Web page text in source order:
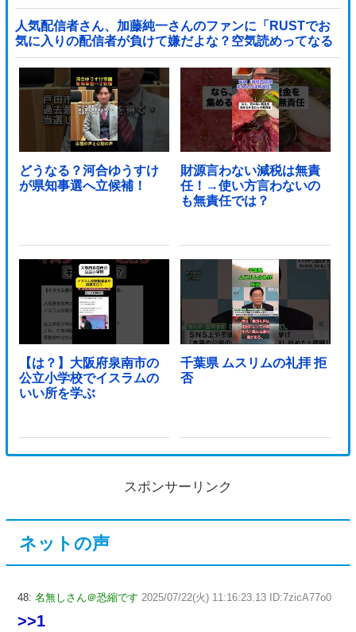
人気配信者さん、加藤純一さんのファンに「RUSTでお
気に入りの配信者が負けて嫌だよな？空気読めってなる
よな？その結果がVCR。お前らVCR向いてるよ」→大炎
上他
どうなる？河合ゆうすけ
が県知事選へ立候補！
財源言わない減税は無責
任！→使い方言わないの
も無責任では？
【は？】大阪府泉南市の
公立小学校でイスラムの
いい所を学ぶ
千葉県 ムスリムの礼拝 拒
否
スポンサーリンク
ネットの声
48: 名無しさん＠恐縮です 2025/07/22(火) 11:16:23.13 ID:7zicA77o0
>>1